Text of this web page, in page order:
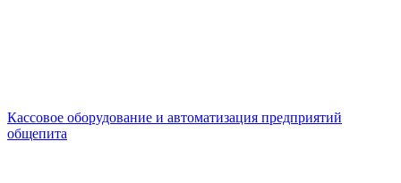
Кассовое оборудование и автоматизация предприятий
общепита